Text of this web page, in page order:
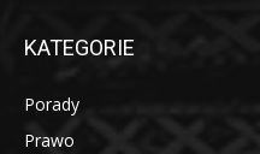
KATEGORIE
Porady
Prawo